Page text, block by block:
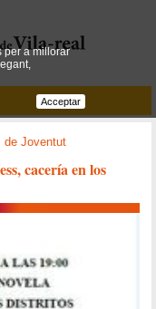
de Joventut
cacería en los
per a millorar
Acceptar